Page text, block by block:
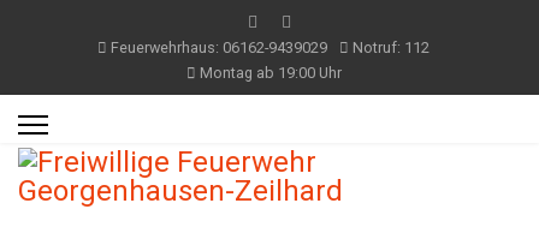
Feuerwehrhaus: 06162-9439029
Notruf: 112
Montag ab 19:00 Uhr